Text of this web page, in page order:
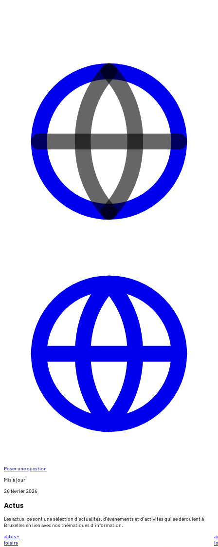
Poser une question
Mis à jour
26 février 2026
Actus
Les actus, ce sont une sélection d’actualités, d’évènements et d’activités qui se déroulent à
Bruxelles en lien avec nos thématiques d’information.
actus •
loisirs